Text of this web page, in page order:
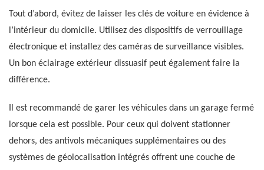
Tout d’abord, évitez de laisser les clés de voiture en évidence à
l’intérieur du domicile. Utilisez des dispositifs de verrouillage
électronique et installez des caméras de surveillance visibles.
Un bon éclairage extérieur dissuasif peut également faire la
différence.
Il est recommandé de garer les véhicules dans un garage fermé
lorsque cela est possible. Pour ceux qui doivent stationner
dehors, des antivols mécaniques supplémentaires ou des
systèmes de géolocalisation intégrés offrent une couche de